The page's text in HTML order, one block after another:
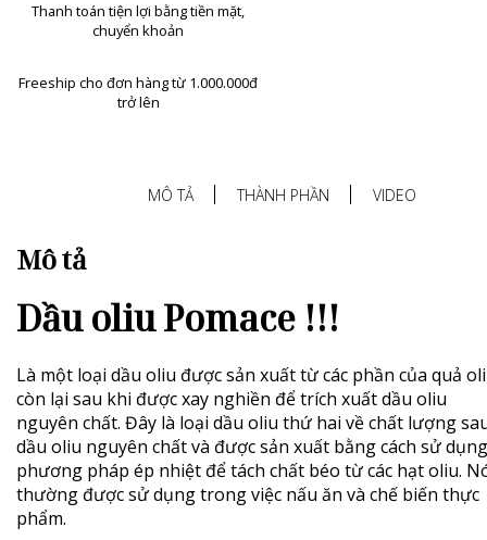
Thanh toán tiện lợi bằng tiền mặt,
chuyển khoản
Freeship cho đơn hàng từ 1.000.000đ
trở lên
MÔ TẢ THÀNH PHẦN VIDEO
Mô tả
Dầu oliu Pomace !!!
Là một loại dầu oliu được sản xuất từ các phần của quả
còn lại sau khi được xay nghiền để trích xuất dầu oliu
nguyên chất. Đây là loại dầu oliu thứ hai về chất lượng
dầu oliu nguyên chất và được sản xuất bằng cách sử dụng
phương pháp ép nhiệt để tách chất béo từ các hạt oliu.
thường được sử dụng trong việc nấu ăn và chế biến thực
phẩm.